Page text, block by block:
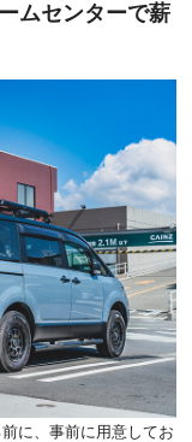
ムセンターで薪
に、事前に用意してお